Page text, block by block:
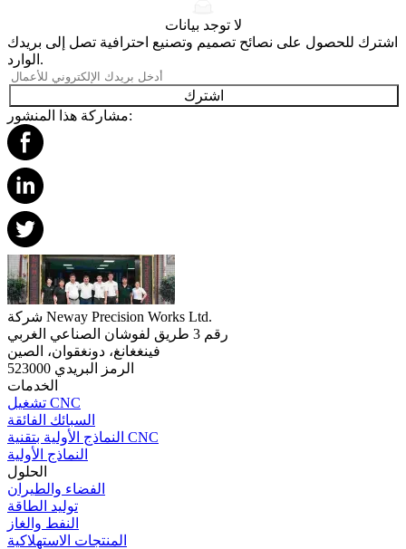
لا توجد بيانات
اشترك للحصول على نصائح تصميم وتصنيع احترافية تصل إلى بريدك
الوارد.
اشترك
مشاركة هذا المنشور:
شركة Neway Precision Works Ltd.
رقم 3 طريق لفوشان الصناعي الغربي
فينغغانغ، دونغقوان، الصين
الرمز البريدي 523000
الخدمات
تشغيل CNC
السبائك الفائقة
النماذج الأولية بتقنية CNC
النماذج الأولية
الحلول
الفضاء والطيران
توليد الطاقة
النفط والغاز
المنتجات الاستهلاكية